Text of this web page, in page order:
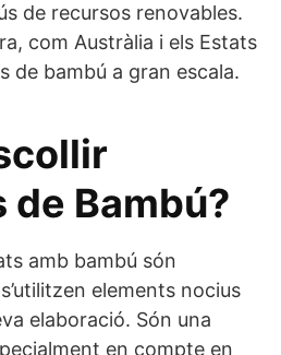
de recursos renovables.
com Austràlia i els Estats
de bambú a gran escala.
de Bambú?
amb bambú són
elements nocius
elaboració. Són una
en compte en